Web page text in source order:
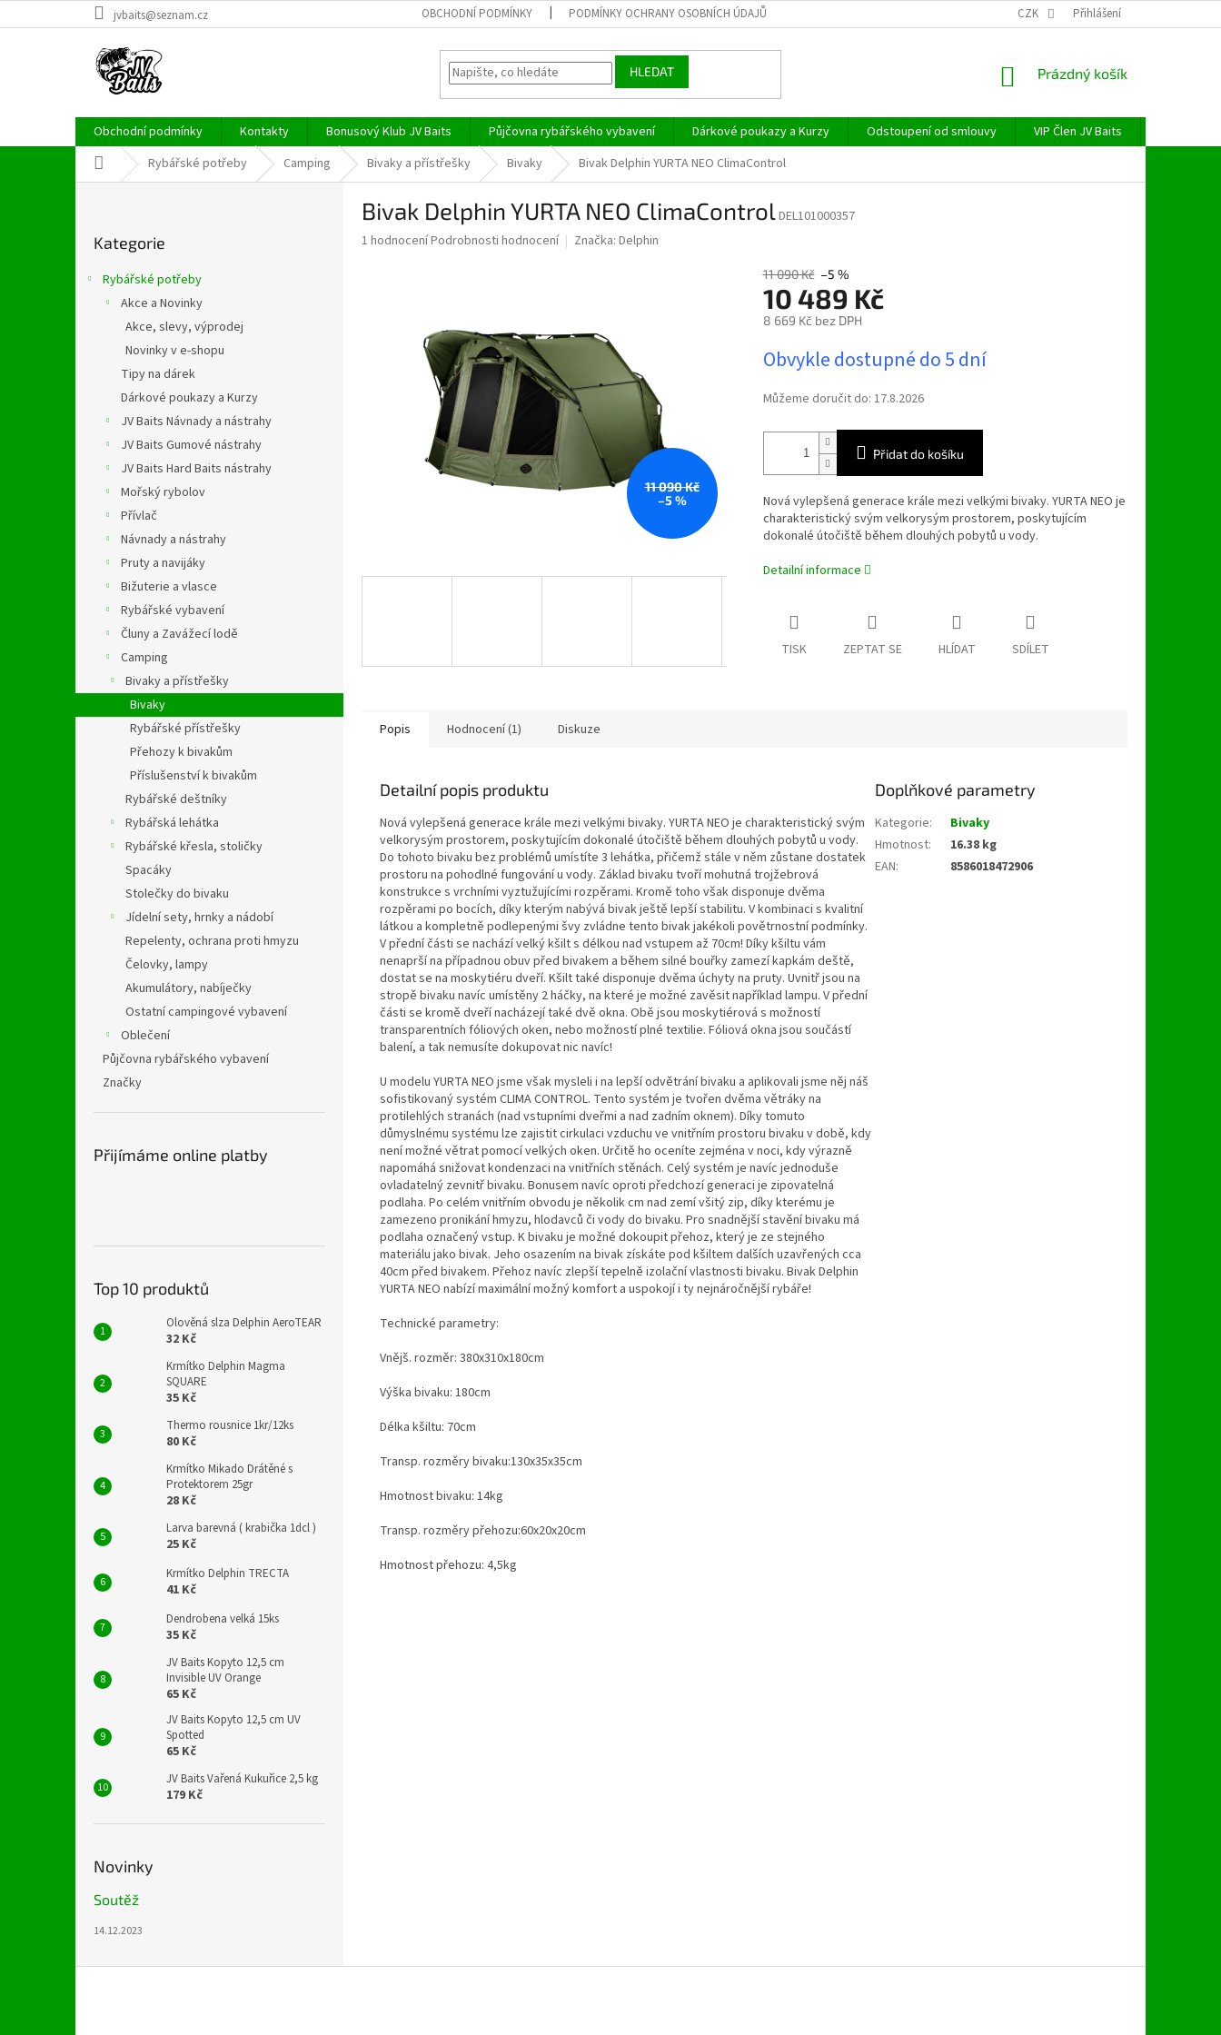
na
jvbaits@seznam.cz OBCHODNÍ PODMÍNKY PODMÍNKY OCHRANY OSOBNÍCH ÚDAJŮ CZK Přihlášení
HLEDAT
NÁKUPNÍ
Prázdný košík
Obchodní podmínky Kontakty Bonusový Klub JV Baits Půjčovna rybářského vybavení Dárkové poukazy a Kurzy Odstoupení od smlouvy VIP Člen JV Baits
Domů Rybářské potřeby Camping Bivaky a přístřešky Bivaky Bivak Delphin YURTA NEO ClimaControl
kategorie
Kategorie
Rybářské potřeby
Akce a Novinky
Akce, slevy, výprodej
Novinky v e-shopu
Tipy na dárek
Dárkové poukazy a Kurzy
JV Baits Návnady a nástrahy
JV Baits Gumové nástrahy
JV Baits Hard Baits nástrahy
Mořský rybolov
Přívlač
Návnady a nástrahy
Pruty a navijáky
Bižuterie a vlasce
Rybářské vybavení
Čluny a Zavážecí lodě
Camping
Bivaky a přístřešky
Bivaky
Rybářské přístřešky
Přehozy k bivakům
Příslušenství k bivakům
Rybářské deštníky
Rybářská lehátka
Rybářské křesla, stoličky
Spacáky
Stolečky do bivaku
Jídelní sety, hrnky a nádobí
Repelenty, ochrana proti hmyzu
Čelovky, lampy
Akumulátory, nabíječky
Ostatní campingové vybavení
Oblečení
Půjčovna rybářského vybavení
Značky
Přijímáme online platby
Top 10 produktů
Olověná slza Delphin AeroTEAR
32 Kč
Krmítko Delphin Magma
SQUARE
35 Kč
Thermo rousnice 1kr/12ks
80 Kč
Krmítko Mikado Drátěné s
Protektorem 25gr
28 Kč
Larva barevná ( krabička 1dcl )
25 Kč
Krmítko Delphin TRECTA
41 Kč
Dendrobena velká 15ks
35 Kč
JV Baits Kopyto 12,5 cm
Invisible UV Orange
65 Kč
JV Baits Kopyto 12,5 cm UV
Spotted
65 Kč
JV Baits Vařená Kukuřice 2,5 kg
179 Kč
Novinky
Soutěž
14.12.2023
Bivak Delphin YURTA NEO ClimaControlDEL101000357
Průměrné
1 hodnoceníPodrobnosti hodnocení Značka: Delphin
11 090 Kč
–5 %
11 090 Kč –5 %
10 489 Kč
8 669 Kč bez DPH
cena:
Obvykle dostupné do 5 dní
Můžeme doručit do: 17.8.2026
Přidat do košíku
Nová vylepšená generace krále mezi velkými bivaky. YURTA NEO je
charakteristický svým velkorysým prostorem, poskytujícím
dokonalé útočiště během dlouhých pobytů u vody.
Detailní informace
TISK ZEPTAT SE HLÍDAT SDÍLET
Popis Hodnocení (1) Diskuze
Detailní popis produktu
Nová vylepšená generace krále mezi velkými bivaky. YURTA NEO je charakteristický svým
velkorysým prostorem, poskytujícím dokonalé útočiště během dlouhých pobytů u vody.
Do tohoto bivaku bez problémů umístíte 3 lehátka, přičemž stále v něm zůstane dostatek
prostoru na pohodlné fungování u vody. Základ bivaku tvoří mohutná trojžebrová
konstrukce s vrchními vyztužujícími rozpěrami. Kromě toho však disponuje dvěma
rozpěrami po bocích, díky kterým nabývá bivak ještě lepší stabilitu. V kombinaci s kvalitní
látkou a kompletně podlepenými švy zvládne tento bivak jakékoli povětrnostní podmínky.
V přední části se nachází velký kšilt s délkou nad vstupem až 70cm! Díky kšiltu vám
nenaprší na případnou obuv před bivakem a během silné bouřky zamezí kapkám deště,
dostat se na moskytiéru dveří. Kšilt také disponuje dvěma úchyty na pruty. Uvnitř jsou na
stropě bivaku navíc umístěny 2 háčky, na které je možné zavěsit například lampu. V přední
části se kromě dveří nacházejí také dvě okna. Obě jsou moskytiérová s možností
transparentních fóliových oken, nebo možností plné textilie. Fóliová okna jsou součástí
balení, a tak nemusíte dokupovat nic navíc!
U modelu YURTA NEO jsme však mysleli i na lepší odvětrání bivaku a aplikovali jsme něj náš
sofistikovaný systém CLIMA CONTROL. Tento systém je tvořen dvěma větráky na
protilehlých stranách (nad vstupními dveřmi a nad zadním oknem). Díky tomuto
důmyslnému systému lze zajistit cirkulaci vzduchu ve vnitřním prostoru bivaku v době, kdy
není možné větrat pomocí velkých oken. Určitě ho oceníte zejména v noci, kdy výrazně
napomáhá snižovat kondenzaci na vnitřních stěnách. Celý systém je navíc jednoduše
ovladatelný zevnitř bivaku. Bonusem navíc oproti předchozí generaci je zipovatelná
podlaha. Po celém vnitřním obvodu je několik cm nad zemí všitý zip, díky kterému je
zamezeno pronikání hmyzu, hlodavců či vody do bivaku. Pro snadnější stavění bivaku má
podlaha označený vstup. K bivaku je možné dokoupit přehoz, který je ze stejného
materiálu jako bivak. Jeho osazením na bivak získáte pod kšiltem dalších uzavřených cca
40cm před bivakem. Přehoz navíc zlepší tepelně izolační vlastnosti bivaku. Bivak Delphin
YURTA NEO nabízí maximální možný komfort a uspokojí i ty nejnáročnější rybáře!
Technické parametry:
Vnějš. rozměr: 380x310x180cm
Výška bivaku: 180cm
Délka kšiltu: 70cm
Transp. rozměry bivaku:130x35x35cm
Hmotnost bivaku: 14kg
Transp. rozměry přehozu:60x20x20cm
Hmotnost přehozu: 4,5kg
Doplňkové parametry
Kategorie:
Bivaky
Hmotnost:
16.38 kg
EAN: 8586018472906